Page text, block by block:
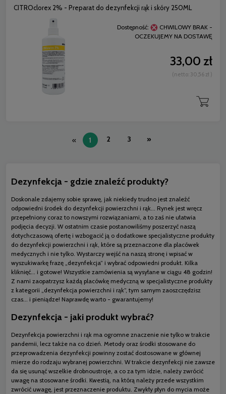
CITROclorex 2% - Preparat do dezynfekcji rąk i skóry 250ML
Dostępność:
CHWILOWY BRAK -
OCZEKUJEMY NA DOSTAWĘ
33,00 zł
(netto: 30,56 zł )
« 1 2 3 »
Dezynfekcja - gdzie znaleźć produkty?
Doskonale zdajemy sobie sprawę, jak niekiedy trudno jest znaleźć
odpowiedni środek do dezynfekcji powierzchni i rąk... Rynek jest wręcz
przepełniony coraz to nowszymi rozwiązaniami, a to zaś nie ułatwia
podjęcia decyzji. W ostatnim czasie postanowiliśmy poszerzyć naszą
dotychczasową ofertę i wzbogacić ją o dodatkowe specjalistyczne produkty
do dezynfekcji powierzchni i rąk, które są przeznaczone dla placówek
medycznych i nie tylko. Wystarczy wejść na naszą stronę i wpisać w
wyszukiwarkę frazę „dezynfekcja” i wybrać odpowiedni produkt. Kilka
kliknięć... i gotowe! Wszystkie zamówienia są wysyłane w ciągu 48 godzin!
Z nami zaopatrzysz każdą placówkę medyczną w specjalistyczne produkty
z kategorii „dezynfekcja powierzchni i rąk”, tym samym zaoszczędzisz
czas... i pieniądze! Naprawdę warto - gwarantujemy!
Dezynfekcja - jaki produkt wybrać?
Dezynfekcja powierzchni i rąk ma ogromne znaczenie nie tylko w trakcie
pandemii, lecz także na co dzień. Metody oraz środki stosowane do
przeprowadzenia dezynfekcji powinny zostać dostosowane w głównej
mierze do rodzaju wybranej powierzchni. W trakcie dezynfekcji nie zawsze
da się usunąć wszelkie drobnoustroje, a co za tym idzie, należy zwrócić
uwagę na stosowane środki. Kwestią, na którą należy przede wszystkim
zwrócić uwagę, jest przeznaczenie produktu. Zwykły płyn do mycia może